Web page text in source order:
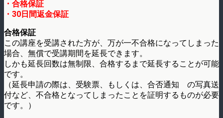
・合格保証
・30日間返金保証
合格保証
この講座を受講された方が、万が一不合格になってしまった
場合、無償で受講期間を延長できます。
しかも延長回数は無制限、合格するまで延長することが可能
です。
（延長申請の際は、受験票、もしくは、合否通知 の写真送
付など、不合格となってしまったことを証明するものが必要
です。）